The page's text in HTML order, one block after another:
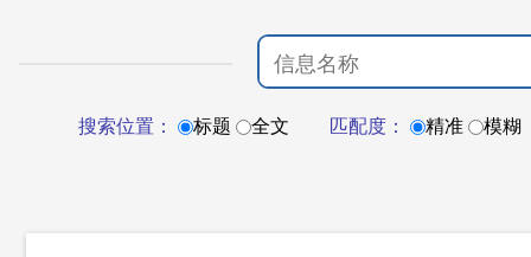
搜索位置： 标题 全文 匹配度： 精准 模糊